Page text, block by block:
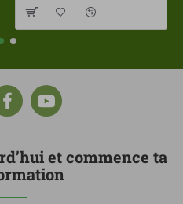
et commence ta